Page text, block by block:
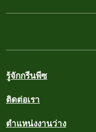
รู้จักกรีนพีซ
ติดต่อเรา
ตำแหน่งงานว่าง